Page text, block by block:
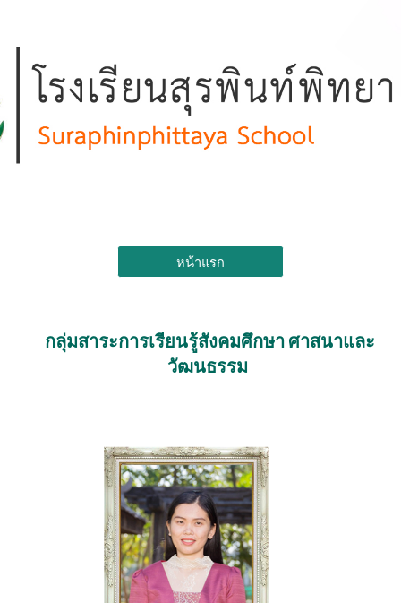
หน้าแรก
กลุ่มสาระการเรียนรู้สังคมศึกษา ศาสนาและ
วัฒนธรรม